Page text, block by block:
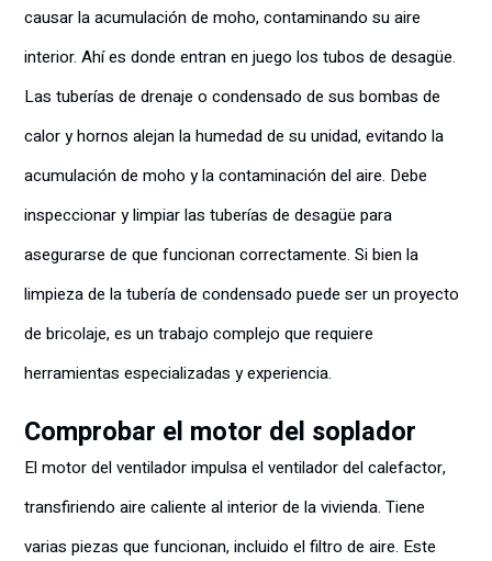
causar la acumulación de moho, contaminando su aire
interior. Ahí es donde entran en juego los tubos de desagüe.
Las tuberías de drenaje o condensado de sus bombas de
calor y hornos alejan la humedad de su unidad, evitando la
acumulación de moho y la contaminación del aire. Debe
inspeccionar y limpiar las tuberías de desagüe para
asegurarse de que funcionan correctamente. Si bien la
limpieza de la tubería de condensado puede ser un proyecto
de bricolaje, es un trabajo complejo que requiere
herramientas especializadas y experiencia.
Comprobar el motor del soplador
El motor del ventilador impulsa el ventilador del calefactor,
transfiriendo aire caliente al interior de la vivienda. Tiene
varias piezas que funcionan, incluido el filtro de aire. Este